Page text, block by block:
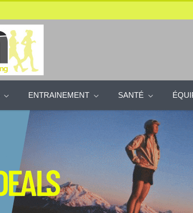
ENTRAINEMENT SANTÉ